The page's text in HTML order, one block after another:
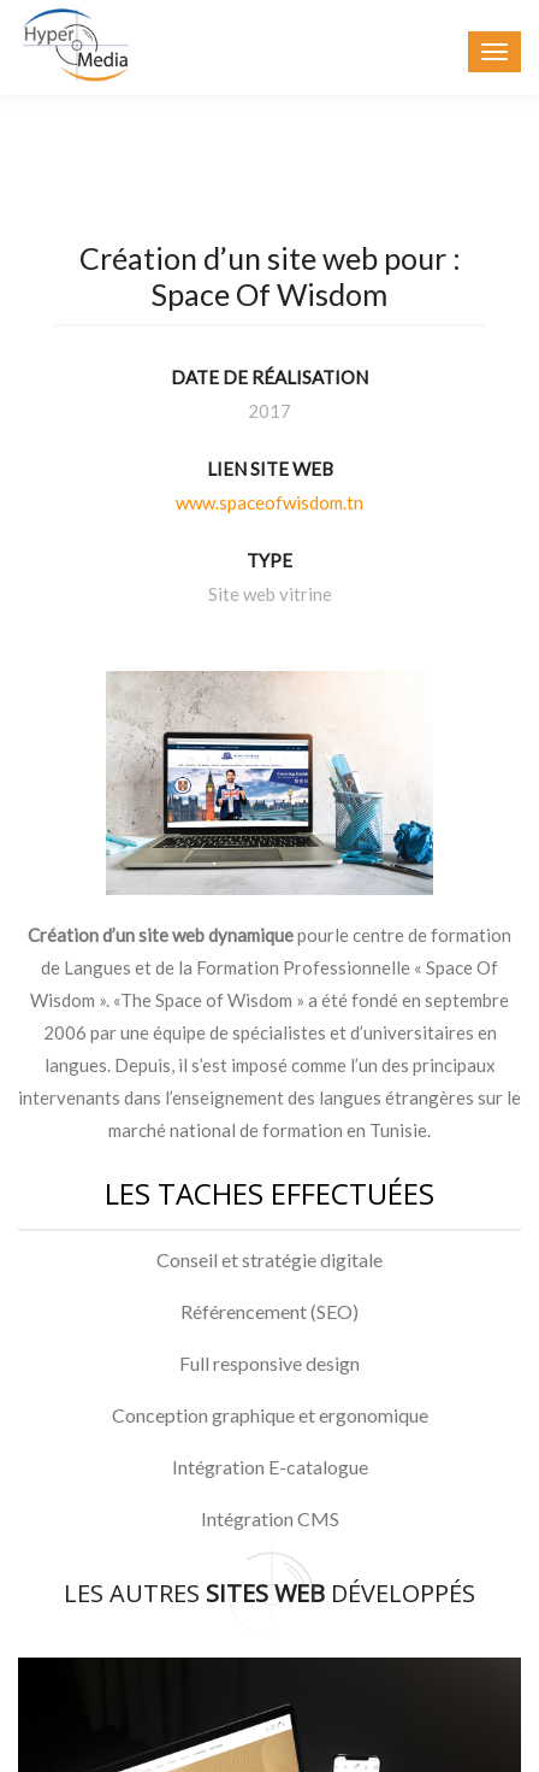
Création d’un site web pour :
Space Of Wisdom
DATE DE RÉALISATION
2017
LIEN SITE WEB
www.spaceofwisdom.tn
TYPE
Site web vitrine
Création d’un site web dynamiquepourle centre de formation
de Langues et de la Formation Professionnelle « Space Of
Wisdom ». «The Space of Wisdom » a été fondé en septembre
2006 par une équipe de spécialistes et d’universitaires en
langues. Depuis, il s’est imposé comme l’un des principaux
intervenants dans l’enseignement des langues étrangères sur le
marché national de formation en Tunisie.
LES TACHES EFFECTUÉES
Conseil et stratégie digitale
Référencement (SEO)
Full responsive design
Conception graphique et ergonomique
Intégration E-catalogue
Intégration CMS
LES AUTRES SITES WEB DÉVELOPPÉS